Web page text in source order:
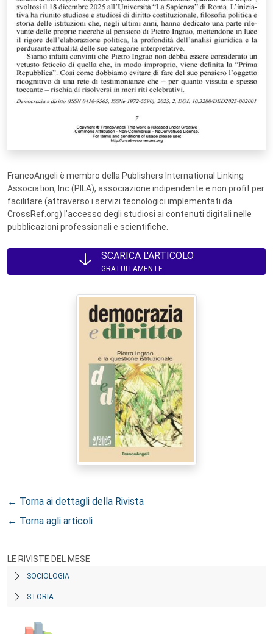
FrancoAngeli è membro della Publishers International Linking
Association, Inc (PILA), associazione indipendente e non profit per
facilitare (attraverso i servizi tecnologici implementati da
CrossRef.org) l’accesso degli studiosi ai contenuti digitali nelle
pubblicazioni professionali e scientifiche.
SCARICA L'ARTICOLO
GRATUITAMENTE
← Torna ai dettagli della Rivista
← Torna agli articoli
LE RIVISTE DEL MESE
SOCIOLOGIA
STORIA